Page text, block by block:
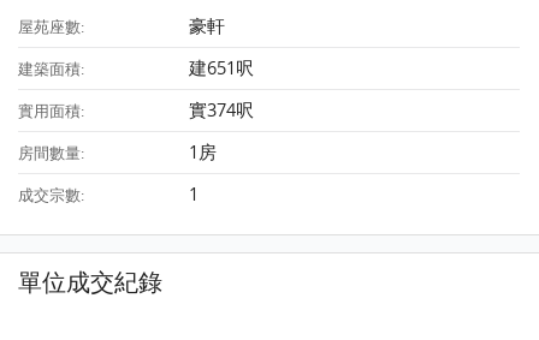
屋苑座數: 豪軒
建築面積: 建651呎
實用面積: 實374呎
房間數量: 1房
成交宗數: 1
單位成交紀錄